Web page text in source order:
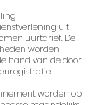
uit
uurtarief. De
worden
hand van de door
worden op